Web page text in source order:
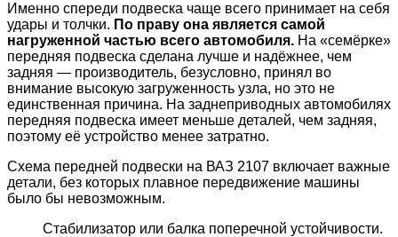
Именно спереди подвеска чаще всего принимает на себя
удары и толчки. По праву она является самой
нагруженной частью всего автомобиля. На «семёрке»
передняя подвеска сделана лучше и надёжнее, чем
задняя — производитель, безусловно, принял во
внимание высокую загруженность узла, но это не
единственная причина. На заднеприводных автомобилях
передняя подвеска имеет меньше деталей, чем задняя,
поэтому её устройство менее затратно.
Схема передней подвески на ВАЗ 2107 включает важные
детали, без которых плавное передвижение машины
было бы невозможным.
Стабилизатор или балка поперечной устойчивости.